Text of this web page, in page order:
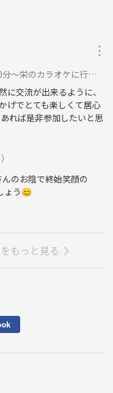
オケに行こうの会🎤✨️に参加
交流が出来るように、
げでとても楽しくて居心
れば是非参加したいと思
のお陰で終始笑顔の
ょう😊
もっと見る